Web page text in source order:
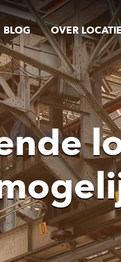
BLOG OVER